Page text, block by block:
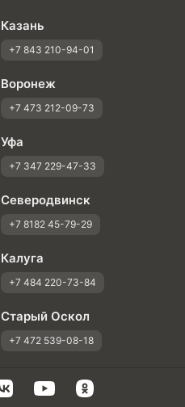
Казань
+7 843 210-94-01
Воронеж
+7 473 212-09-73
Уфа
+7 347 229-47-33
Северодвинск
+7 8182 45-79-29
Калуга
+7 484 220-73-84
Старый Оскол
+7 472 539-08-18